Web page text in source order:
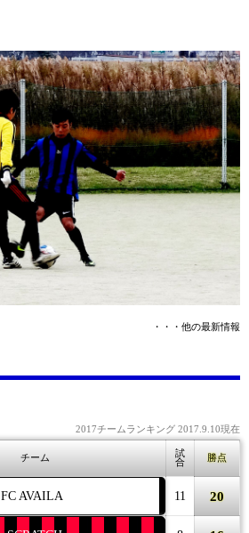
・・・他の最新情報
2017チームランキング 2017.9.10現在
チーム
試
合
勝点
FC AVAILA 11 20